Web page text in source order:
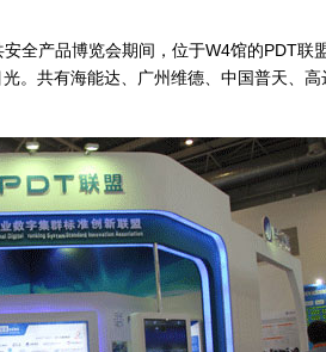
产品博览会期间，位于W4馆的PDT联
。共有海能达、广州维德、中国普天、